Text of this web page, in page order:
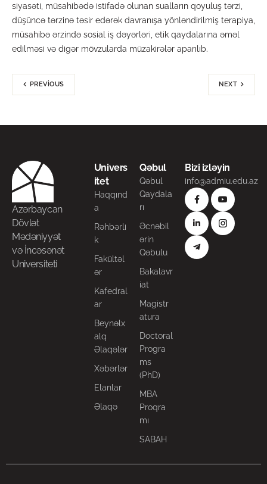
siyasəti, müsahibədə istifadə olunan sualların qoyuluş tərzi,
düşüncə tərzinə təsir edərək davranışa yönləndirilmiş terapiya,
müsahibə ərzində sosial iş dəyərləri, etik qaydalarına əməl
edilməsi və digər mövzularda müzakirələr aparılıb.
PREVIOUS NEXT
Azərbaycan
Dövlət
Mədəniyyət
və İncəsənət
Universiteti
Univers
itet
Haqqınd
a
Rəhbərli
k
Fakültəl
ər
Kafedral
ar
Beynəlx
alq
Əlaqələr
Xəbərlər
Elanlar
Əlaqə
Qəbul
Qəbul
Qaydala
rı
Əcnəbil
ərin
Qəbulu
Bakalavr
iat
Magistr
atura
Doctoral
Progra
ms
(PhD)
MBA
Proqra
mı
SABAH
Bizi izləyin
info@admiu.edu.az